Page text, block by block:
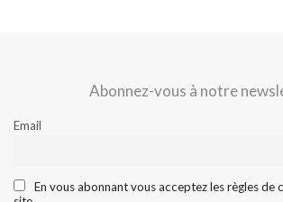
Abonnez-vous à notre
Email
En vous abonnant vous acceptez les règles de